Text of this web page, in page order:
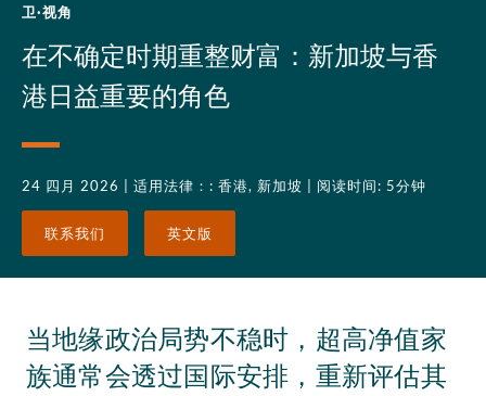
卫·视角
在不确定时期重整财富：新加坡与香
港日益重要的角色
24 四月 2026 | 适用法律：: 香港, 新加坡 | 阅读时间: 5分钟
联系我们 英文版
当地缘政治局势不稳时，超高净值家
族通常会透过国际安排，重新评估其